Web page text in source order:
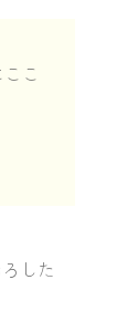
こ
した